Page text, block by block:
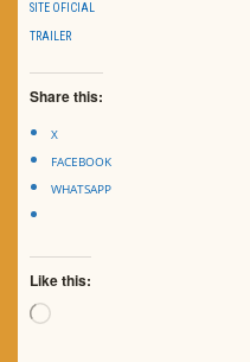
SITE OFICIAL
TRAILER
Share this:
X
FACEBOOK
WHATSAPP
Like this:
Loading…